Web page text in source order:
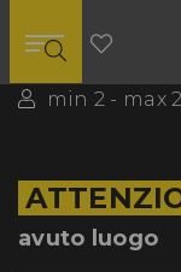
4 ore
min 2 - max
avuto luogo